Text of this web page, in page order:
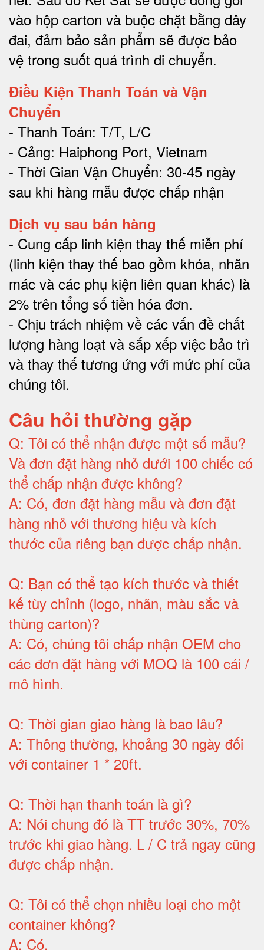
vào hộp carton và buộc chặt bằng dây
đai, đảm bảo sản phẩm sẽ được bảo
vệ trong suốt quá trình di chuyển.
Điều Kiện Thanh Toán và Vận
Chuyển
- Thanh Toán: T/T, L/C
- Cảng: Haiphong Port, Vietnam
- Thời Gian Vận Chuyển: 30-45 ngày
sau khi hàng mẫu được chấp nhận
Dịch vụ sau bán hàng
- Cung cấp linh kiện thay thế miễn phí
(linh kiện thay thế bao gồm khóa, nhãn
mác và các phụ kiện liên quan khác) là
2% trên tổng số tiền hóa đơn.
- Chịu trách nhiệm về các vấn đề chất
lượng hàng loạt và sắp xếp việc bảo trì
và thay thế tương ứng với mức phí của
chúng tôi.
Câu hỏi thường gặp
Q: Tôi có thể nhận được một số mẫu?
Và đơn đặt hàng nhỏ dưới 100 chiếc có
thể chấp nhận được không?
A: Có, đơn đặt hàng mẫu và đơn đặt
hàng nhỏ với thương hiệu và kích
thước của riêng bạn được chấp nhận.
Q: Bạn có thể tạo kích thước và thiết
kế tùy chỉnh (logo, nhãn, màu sắc và
thùng carton)?
A: Có, chúng tôi chấp nhận OEM cho
các đơn đặt hàng với MOQ là 100 cái /
mô hình.
Q: Thời gian giao hàng là bao lâu?
A: Thông thường, khoảng 30 ngày đối
với container 1 * 20ft.
Q: Thời hạn thanh toán là gì?
A: Nói chung đó là TT trước 30%, 70%
trước khi giao hàng. L / C trả ngay cũng
được chấp nhận.
Q: Tôi có thể chọn nhiều loại cho một
container không?
A: Có.